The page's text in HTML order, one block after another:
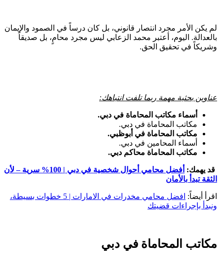
لم يكن الأمر مجرد انتصار قانوني، بل كان درساً في الصمود والإيمان
بالعدالة. اليوم، أعتبر محمد الزعابي ليس مجرد محامٍ، بل صديقاً
وشريكاً في تحقيق الحق.
عناوين بحثية مهمة ربما تلفت انتباهك:
أسماء مكاتب المحاماة في دبي.
مكاتب المحاماة في دبي.
مكاتب المحاماة في أبوظبي.
أسماء المحامين في دبي.
مكاتب المحاماة محاكم دبي.
قد يهمك:
أفضل محامي أحوال شخصية في دبي | 100% سرية – لأن
الثقة تبدأ بالأمان
اقرأ أيضاً:
افضل محامي مخدرات في الامارات | 5 خطوات بسيطة،
ونبدأ بإجراءات قضيتك
مكاتب المحاماة في دبي